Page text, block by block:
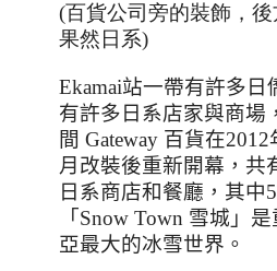
(百貨公司旁的裝飾，後
果然日系)
Ekamai站一帶有許多日
有許多日系店家與商場
間 Gateway 百貨在2012
月改裝後重新開幕，共
日系商店和餐廳，其中5
「 Snow Town 雪城」
亞最大的冰雪世界。